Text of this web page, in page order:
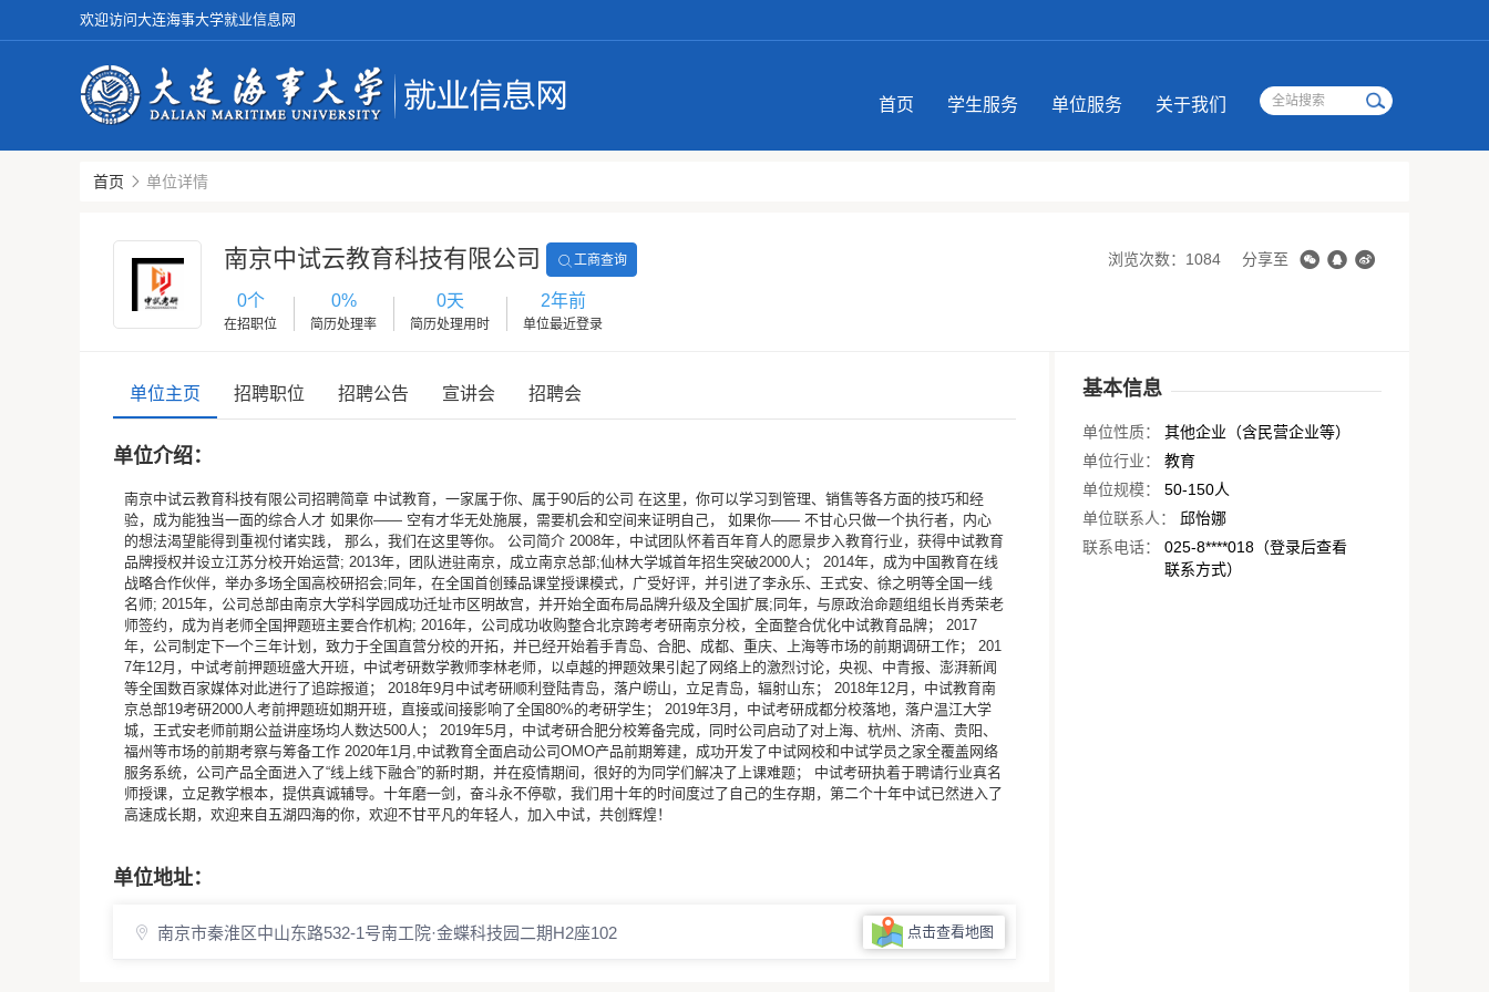
欢迎访问大连海事大学就业信息网
首页 学生服务 单位服务 关于我们
首页 单位详情
南京中试云教育科技有限公司 工商查询
0个
在招职位
0%
简历处理率
0天
简历处理用时
2年前
单位最近登录
浏览次数：1084 分享至
单位主页 招聘职位 招聘公告 宣讲会 招聘会
单位介绍：
南京中试云教育科技有限公司招聘简章 中试教育，一家属于你、属于90后的公司 在这里，你可以学习到管理、销售等各方面的技巧和经
验，成为能独当一面的综合人才 如果你—— 空有才华无处施展，需要机会和空间来证明自己， 如果你—— 不甘心只做一个执行者，内心
的想法渴望能得到重视付诸实践， 那么，我们在这里等你。 公司简介 2008年，中试团队怀着百年育人的愿景步入教育行业，获得中试教育
品牌授权并设立江苏分校开始运营; 2013年，团队进驻南京，成立南京总部;仙林大学城首年招生突破2000人； 2014年，成为中国教育在线
战略合作伙伴，举办多场全国高校研招会;同年，在全国首创臻品课堂授课模式，广受好评，并引进了李永乐、王式安、徐之明等全国一线
名师; 2015年，公司总部由南京大学科学园成功迁址市区明故宫，并开始全面布局品牌升级及全国扩展;同年，与原政治命题组组长肖秀荣老
师签约，成为肖老师全国押题班主要合作机构; 2016年，公司成功收购整合北京跨考考研南京分校，全面整合优化中试教育品牌； 2017
年，公司制定下一个三年计划，致力于全国直营分校的开拓，并已经开始着手青岛、合肥、成都、重庆、上海等市场的前期调研工作； 201
7年12月，中试考前押题班盛大开班，中试考研数学教师李林老师，以卓越的押题效果引起了网络上的激烈讨论，央视、中青报、澎湃新闻
等全国数百家媒体对此进行了追踪报道； 2018年9月中试考研顺利登陆青岛，落户崂山，立足青岛，辐射山东； 2018年12月，中试教育南
京总部19考研2000人考前押题班如期开班，直接或间接影响了全国80%的考研学生； 2019年3月，中试考研成都分校落地，落户温江大学
城，王式安老师前期公益讲座场均人数达500人； 2019年5月，中试考研合肥分校筹备完成，同时公司启动了对上海、杭州、济南、贵阳、
福州等市场的前期考察与筹备工作 2020年1月,中试教育全面启动公司OMO产品前期筹建，成功开发了中试网校和中试学员之家全覆盖网络
服务系统，公司产品全面进入了“线上线下融合”的新时期，并在疫情期间，很好的为同学们解决了上课难题； 中试考研执着于聘请行业真名
师授课，立足教学根本，提供真诚辅导。十年磨一剑，奋斗永不停歇，我们用十年的时间度过了自己的生存期，第二个十年中试已然进入了
高速成长期，欢迎来自五湖四海的你，欢迎不甘平凡的年轻人，加入中试，共创辉煌！
单位地址：
南京市秦淮区中山东路532-1号南工院·金蝶科技园二期H2座102 点击查看地图
基本信息
单位性质：
其他企业（含民营企业等）
单位行业：
教育
单位规模：
50-150人
单位联系人：
邱怡娜
联系电话：
025-8****018（登录后查看
联系方式）